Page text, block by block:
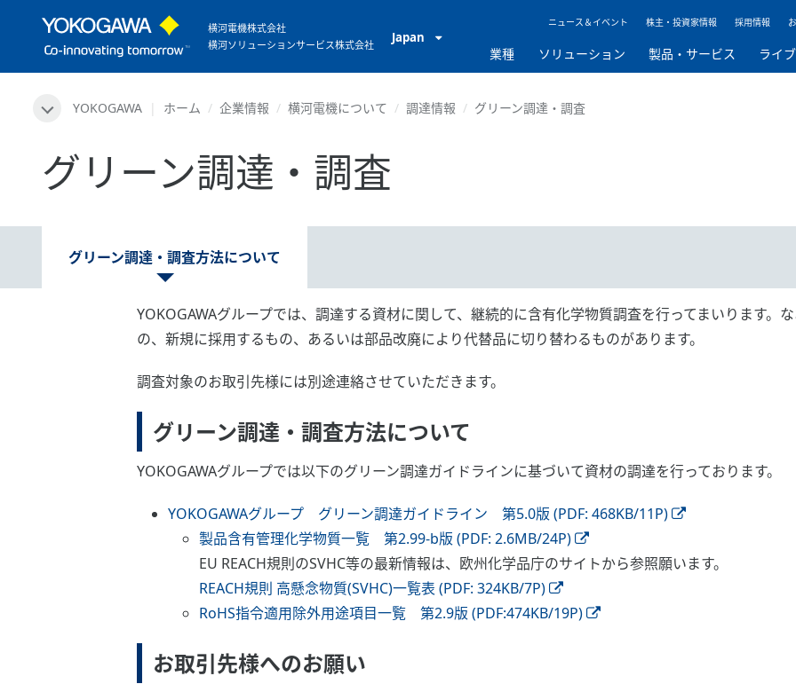
横河電機株式会社
横河ソリューションサービス株式会社
Japan
ニュース＆イベント 株主・投資家情報 採用情報
業種 ソリューション 製品・サービス ライ
YOKOGAWA ホーム 企業情報 横河電機について 調達情報 グリーン調達・調査
グリーン調達・調査
グリーン調達・調査方法について
YOKOGAWAグループでは、調達する資材に関して、継続的に含有化学物質調査を行ってまいります。
の、新規に採用するもの、あるいは部品改廃により代替品に切り替わるものがあります。
調査対象のお取引先様には別途連絡させていただきます。
グリーン調達・調査方法について
YOKOGAWAグループでは以下のグリーン調達ガイドラインに基づいて資材の調達を行っております。
YOKOGAWAグループ グリーン調達ガイドライン 第5.0版 (PDF: 468KB/11P)
製品含有管理化学物質一覧 第2.99-b版 (PDF: 2.6MB/24P)
EU REACH規則のSVHC等の最新情報は、欧州化学品庁のサイトから参照願います。
REACH規則 高懸念物質(SVHC)一覧表 (PDF: 324KB/7P)
RoHS指令適用除外用途項目一覧 第2.9版 (PDF:474KB/19P)
お取引先様へのお願い